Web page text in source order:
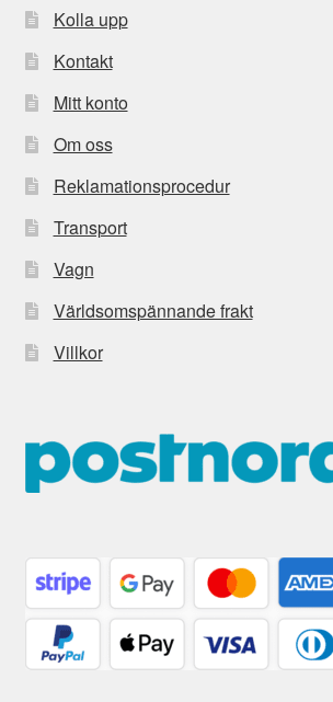
Kolla upp
Kontakt
Mitt konto
Om oss
Reklamationsprocedur
Transport
Vagn
Världsomspännande frakt
Villkor